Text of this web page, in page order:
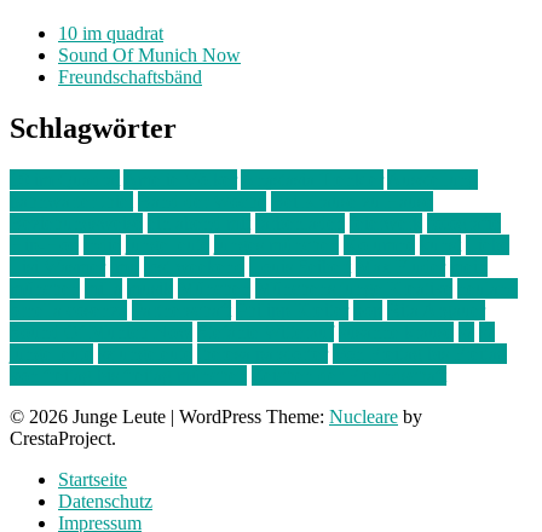
10 im quadrat
Sound Of Munich Now
Freundschaftsbänd
Schlagwörter
© 2026 Junge Leute | WordPress Theme: Nucleare by
CrestaProject.
Startseite
Datenschutz
Impressum